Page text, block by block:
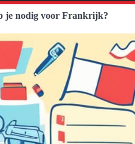
je nodig voor Frankrijk?